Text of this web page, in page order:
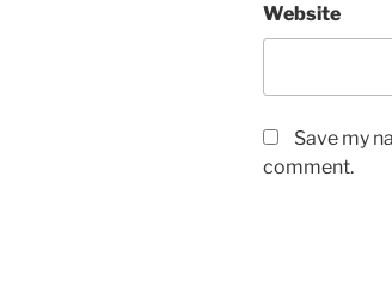
Website
Save my
comment.